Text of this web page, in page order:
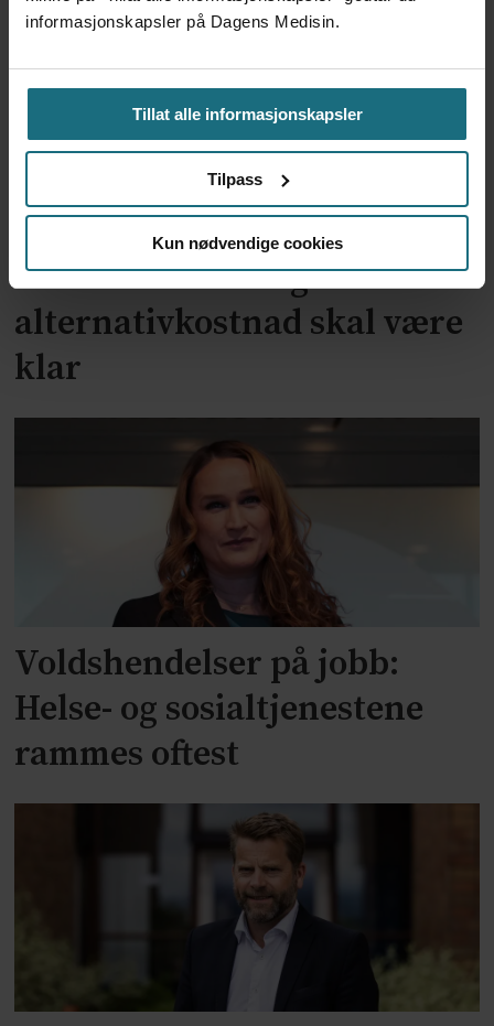
informasjonskapsler på Dagens Medisin.
Tillat alle informasjonskapsler
Tilpass
Kun nødvendige cookies
To år til utredning av
alternativkostnad skal være
klar
Voldshendelser på jobb:
Helse- og sosialtjenestene
rammes oftest